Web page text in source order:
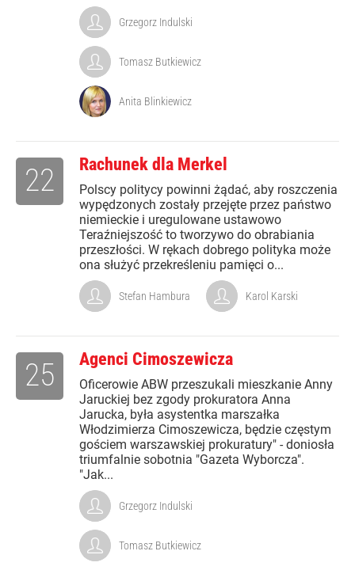
Grzegorz Indulski
Tomasz Butkiewicz
Anita Blinkiewicz
Rachunek dla Merkel
Polscy politycy powinni żądać, aby roszczenia
wypędzonych zostały przejęte przez państwo
niemieckie i uregulowane ustawowo
Teraźniejszość to tworzywo do obrabiania
przeszłości. W rękach dobrego polityka może
ona służyć przekreśleniu pamięci o...
22
Stefan Hambura Karol Karski
Agenci Cimoszewicza
Oficerowie ABW przeszukali mieszkanie Anny
Jaruckiej bez zgody prokuratora Anna
Jarucka, była asystentka marszałka
Włodzimierza Cimoszewicza, będzie częstym
gościem warszawskiej prokuratury" - doniosła
triumfalnie sobotnia "Gazeta Wyborcza".
"Jak...
25
Grzegorz Indulski
Tomasz Butkiewicz